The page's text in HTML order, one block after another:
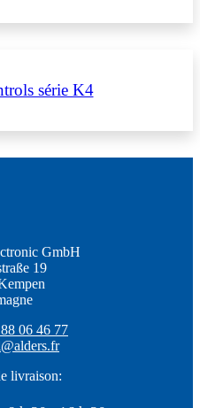
série K4
GmbH
19
06 46 77
livraison: